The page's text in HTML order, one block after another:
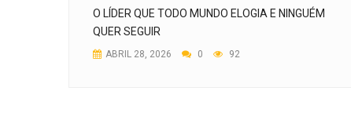
O LÍDER QUE TODO MUNDO ELOGIA E NINGUÉM
QUER SEGUIR
ABRIL 28, 2026 0 92